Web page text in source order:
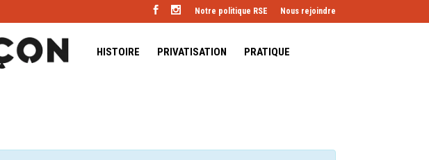
Notre politique RSE Nous rejoindre
HISTOIRE PRIVATISATION PRATIQUE